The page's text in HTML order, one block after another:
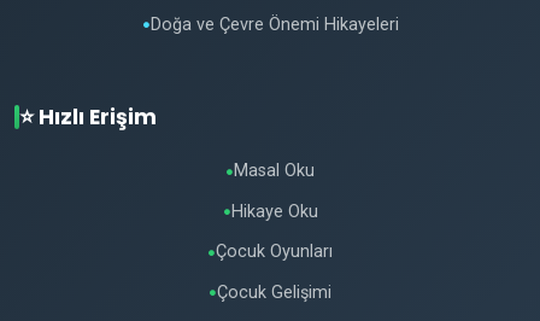
● Doğa ve Çevre Önemi Hikayeleri
⭐ Hızlı Erişim
● Masal Oku
● Hikaye Oku
●Çocuk Oyunları
●Çocuk Gelişimi